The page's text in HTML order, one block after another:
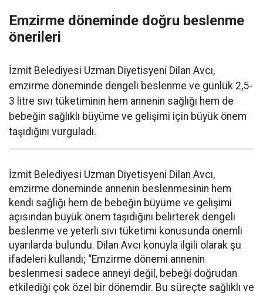
Emzirme döneminde doğru beslenme
önerileri
İzmit Belediyesi Uzman Diyetisyeni Dilan Avcı,
emzirme döneminde dengeli beslenme ve günlük 2,5-
3 litre sıvı tüketiminin hem annenin sağlığı hem de
bebeğin sağlıklı büyüme ve gelişimi için büyük önem
taşıdığını vurguladı.
İzmit Belediyesi Uzman Diyetisyeni Dilan Avcı,
emzirme döneminde annenin beslenmesinin hem
kendi sağlığı hem de bebeğin büyüme ve gelişimi
açısından büyük önem taşıdığını belirterek dengeli
beslenme ve yeterli sıvı tüketimi konusunda önemli
uyarılarda bulundu. Dilan Avcı konuyla ilgili olarak şu
ifadeleri kullandı; “Emzirme dönemi annenin
beslenmesi sadece anneyi değil, bebeği doğrudan
etkilediği çok özel bir dönemdir. Bu süreçte sağlıklı ve